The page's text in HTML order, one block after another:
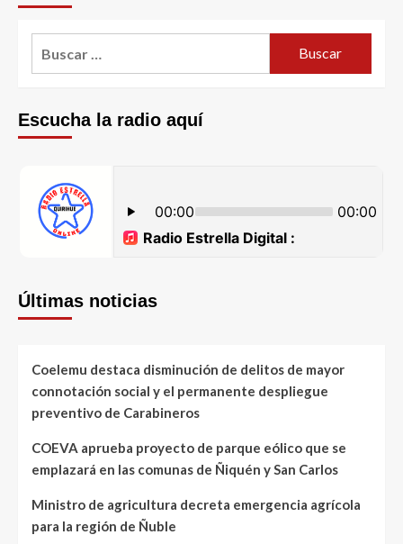
Escucha la radio aquí
Últimas noticias
Coelemu destaca disminución de delitos de mayor
connotación social y el permanente despliegue
preventivo de Carabineros
COEVA aprueba proyecto de parque eólico que se
emplazará en las comunas de Ñiquén y San Carlos
Ministro de agricultura decreta emergencia agrícola
para la región de Ñuble